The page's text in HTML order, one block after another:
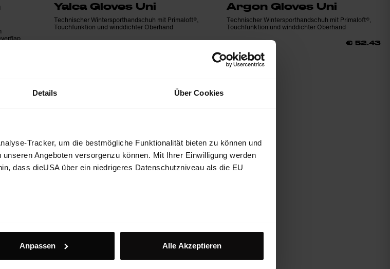
Details Über Cookies
Tracker, um die bestmögliche Funktionalität bieten zu können und
Angeboten versorgenzu können. Mit Ihrer Einwilligung werden
dass dieUSA über ein niedrigeres Datenschutzniveau als die EU
Anpassen Alle Akzeptieren
Yalca Gloves Uni
Technischer Wintersporthandschuh mit Primaloft®,
Touchfunktion und winddichter Oberhand
Argon Gloves Uni
Technischer Wintersporthandschuh mit Primaloft®,
Touchfunktion und winddichter Oberhand
€ 52.43